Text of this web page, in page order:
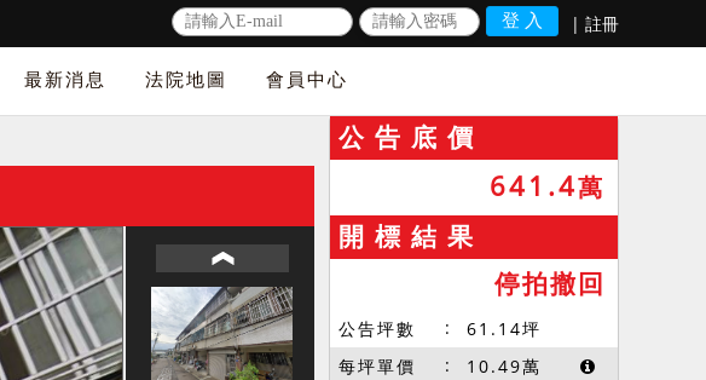
| 註冊
最新消息 法院地圖 會員中心
公 告 底 價
641.4萬
開 標 結 果
停拍撤回
公告坪數 61.14坪
每坪單價
10.49萬